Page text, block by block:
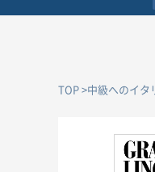
TOP 中級へのイタ